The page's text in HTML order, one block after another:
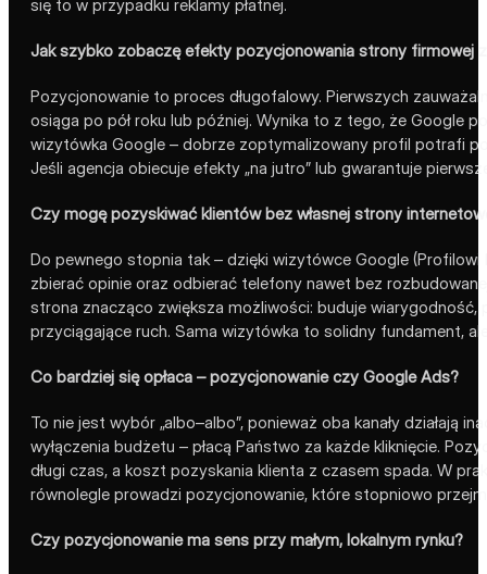
się to w przypadku reklamy płatnej.
Jak szybko zobaczę efekty pozycjonowania strony firmowej
Pozycjonowanie to proces długofalowy. Pierwszych
osiąga po pół roku lub później. Wynika to z tego, że Google
wizytówka Google – dobrze zoptymalizowany profil potrafi
Jeśli agencja obiecuje efekty „na jutro” lub gwarantuje
Czy mogę pozyskiwać klientów bez własnej strony
Do pewnego stopnia tak – dzięki wizytówce Google
zbierać opinie oraz odbierać telefony nawet bez
strona znacząco zwiększa możliwości: buduje
przyciągające ruch. Sama wizytówka to solidny fundament,
Co bardziej się opłaca – pozycjonowanie czy Google Ads?
To nie jest wybór „albo–albo”, ponieważ oba kanały działają
wyłączenia budżetu – płacą Państwo za każde kliknięcie.
długi czas, a koszt pozyskania klienta z czasem spada. W
równolegle prowadzi pozycjonowanie, które stopniowo
Czy pozycjonowanie ma sens przy małym, lokalnym rynku?